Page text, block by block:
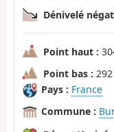
Dénivelé
Point haut :
Point bas :
Pays : France
Commune :